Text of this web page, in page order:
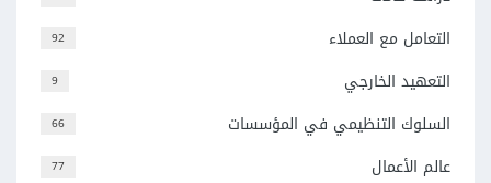
92 التعامل مع العملاء
9 التعهيد الخارجي
66 السلوك التنظيمي في المؤسسات
77 عالم الأعمال